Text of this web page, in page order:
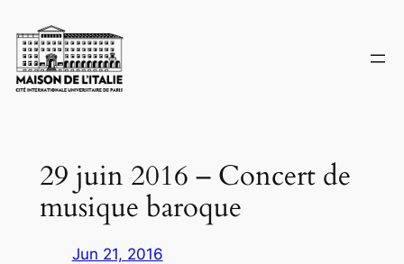
to
content
29 juin 2016 – Concert de
musique baroque
Jun 21, 2016